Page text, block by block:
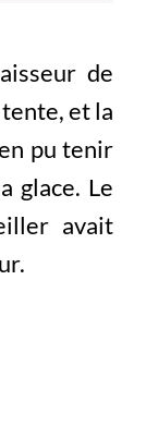
de
et la
pu tenir
glace. Le
avait